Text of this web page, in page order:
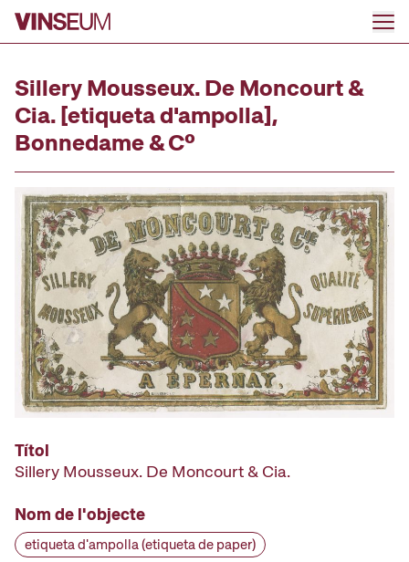
Anar al contingut
Sillery Mousseux. De Moncourt &
Cia. [etiqueta d'ampolla],
Bonnedame & Cº
Títol
Sillery Mousseux. De Moncourt & Cia.
Nom de l'objecte
etiqueta d'ampolla (etiqueta de paper)